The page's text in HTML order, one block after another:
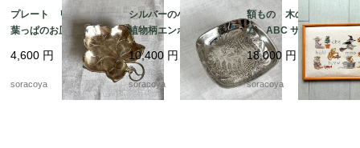
プレート リーフ型
葉っぱのお皿 WMF
ぶどうの葉っぱ 12ot
em10
4,600 円
soracoya
シルバーの小物入れ
植物柄エンボス gelb
社製 シルバープレー
ト 12otec11
10,400 円
soracoya
額もの 木のフレー
ム ABC サンプラー
くま クロスステッ
チ 図案 クマの物
語 12oter11
18,000 円
soracoya